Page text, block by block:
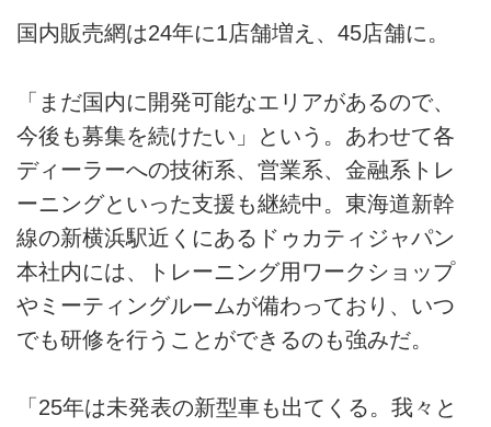
国内販売網は24年に1店舗増え、45店舗に。
「まだ国内に開発可能なエリアがあるので、
今後も募集を続けたい」という。あわせて各
ディーラーへの技術系、営業系、金融系トレ
ーニングといった支援も継続中。東海道新幹
線の新横浜駅近くにあるドゥカティジャパン
本社内には、トレーニング用ワークショップ
やミーティングルームが備わっており、いつ
でも研修を行うことができるのも強みだ。
「25年は未発表の新型車も出てくる。我々と